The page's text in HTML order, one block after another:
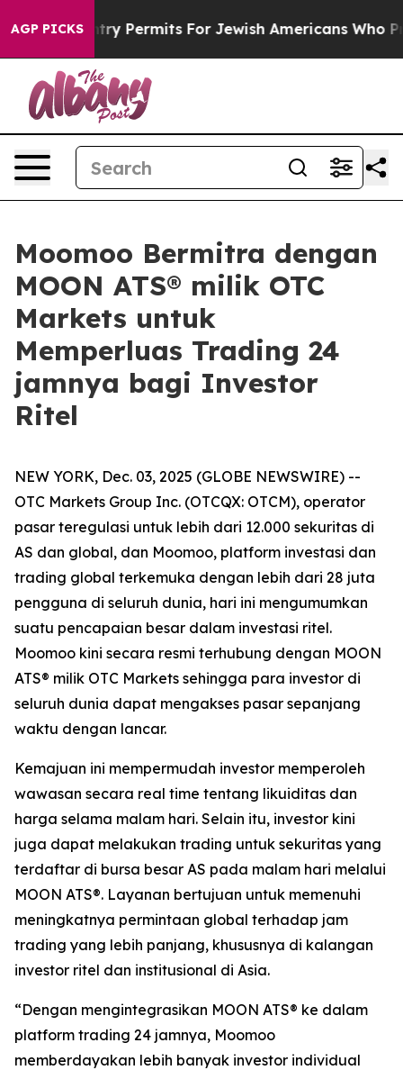
AGP PICKS
Entry Permits For Jewish Americans Who
Moomoo Bermitra dengan
MOON ATS® milik OTC
Markets untuk
Memperluas Trading 24
jamnya bagi Investor
Ritel
NEW YORK, Dec. 03, 2025 (GLOBE NEWSWIRE) --
OTC Markets Group Inc. (OTCQX: OTCM), operator
pasar teregulasi untuk lebih dari 12.000 sekuritas di
AS dan global, dan Moomoo, platform investasi dan
trading global terkemuka dengan lebih dari 28 juta
pengguna di seluruh dunia, hari ini mengumumkan
suatu pencapaian besar dalam investasi ritel.
Moomoo kini secara resmi terhubung dengan MOON
ATS® milik OTC Markets sehingga para investor di
seluruh dunia dapat mengakses pasar sepanjang
waktu dengan lancar.
Kemajuan ini mempermudah investor memperoleh
wawasan secara real time tentang likuiditas dan
harga selama malam hari. Selain itu, investor kini
juga dapat melakukan trading untuk sekuritas yang
terdaftar di bursa besar AS pada malam hari melalui
MOON ATS®. Layanan bertujuan untuk memenuhi
meningkatnya permintaan global terhadap jam
trading yang lebih panjang, khususnya di kalangan
investor ritel dan institusional di Asia.
“Dengan mengintegrasikan MOON ATS® ke dalam
platform trading 24 jamnya, Moomoo
memberdayakan lebih banyak investor individual